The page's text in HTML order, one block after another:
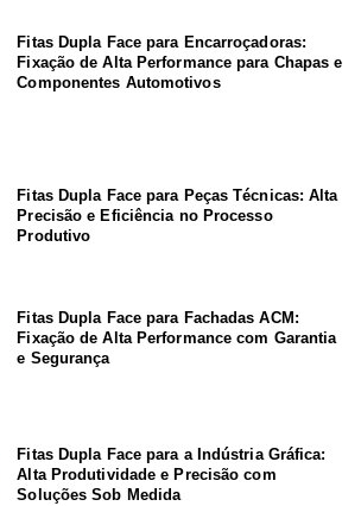
Fitas Dupla Face para Encarroçadoras:
Fixação de Alta Performance para Chapas e
Componentes Automotivos
Fitas Dupla Face para Peças Técnicas: Alta
Precisão e Eficiência no Processo
Produtivo
Fitas Dupla Face para Fachadas ACM:
Fixação de Alta Performance com Garantia
e Segurança
Fitas Dupla Face para a Indústria Gráfica:
Alta Produtividade e Precisão com
Soluções Sob Medida